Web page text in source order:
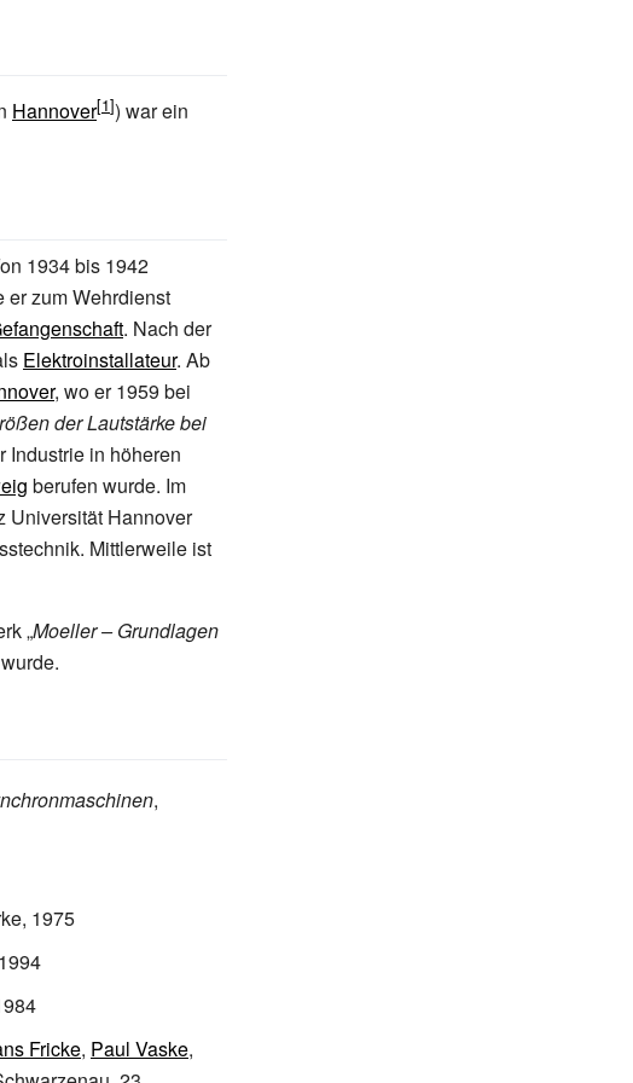
Hannover
) war ein
1934 bis 1942
er zum Wehrdienst
. Nach der
Elektroinstallateur. Ab
, wo er 1959 bei
der Lautstärke bei
Industrie in höheren
berufen wurde. Im
Universität Hannover
Mittlerweile ist
„Moeller – Grundlagen
,
1975
Fricke, Paul Vaske,